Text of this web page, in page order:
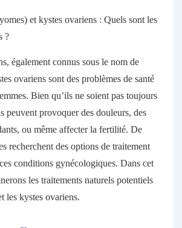
également connus sous le nom de
ovariens sont des problèmes de santé
Bien qu’ils ne soient pas toujours
peuvent provoquer des douleurs, des
ou même affecter la fertilité. De
recherchent des options de traitement
conditions gynécologiques. Dans cet
les traitements naturels potentiels
les kystes ovariens.